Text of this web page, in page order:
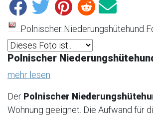
Polnischer Niederungshütehund
Polnischer
mehr lesen
Der Polnischer
Wohnung geeignet. Die Aufwand für